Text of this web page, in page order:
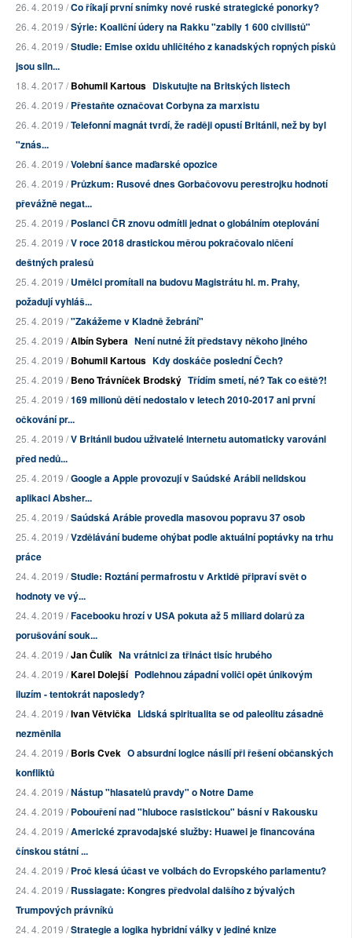
26. 4. 2019 /Co říkají první snímky nové ruské strategické ponorky?
26. 4. 2019 /Sýrie: Koaliční údery na Rakku "zabily 1 600 civilistů"
26. 4. 2019 /Studie: Emise oxidu uhličitého z kanadských ropných písků
jsou siln...
18. 4. 2017 /Bohumil Kartous Diskutujte na Britských listech
26. 4. 2019 /Přestaňte označovat Corbyna za marxistu
26. 4. 2019 /Telefonní magnát tvrdí, že raději opustí Británii, než by byl
"znás...
26. 4. 2019 /Volební šance maďarské opozice
26. 4. 2019 /Průzkum: Rusové dnes Gorbačovovu perestrojku hodnotí
převážně negat...
25. 4. 2019 /Poslanci ČR znovu odmítli jednat o globálním oteplování
25. 4. 2019 /V roce 2018 drastickou měrou pokračovalo ničení
deštných pralesů
25. 4. 2019 /Umělci promítali na budovu Magistrátu hl. m. Prahy,
požadují vyhláš...
25. 4. 2019 /"Zakážeme v Kladně žebrání"
25. 4. 2019 /Albín Sybera Není nutné žít představy někoho jiného
25. 4. 2019 /Bohumil Kartous Kdy doskáče poslední Čech?
25. 4. 2019 /Beno Trávníček Brodský Třídím smetí, né? Tak co eště?!
25. 4. 2019 /169 milionů dětí nedostalo v letech 2010-2017 ani první
očkování pr...
25. 4. 2019 /V Británii budou uživatelé internetu automaticky varováni
před nedů...
25. 4. 2019 /Google a Apple provozují v Saúdské Arábii nelidskou
aplikaci Absher...
25. 4. 2019 /Saúdská Arábie provedla masovou popravu 37 osob
25. 4. 2019 /Vzdělávání budeme ohýbat podle aktuální poptávky na trhu
práce
24. 4. 2019 /Studie: Roztání permafrostu v Arktidě připraví svět o
hodnoty ve vý...
24. 4. 2019 /Facebooku hrozí v USA pokuta až 5 miliard dolarů za
porušování souk...
24. 4. 2019 /Jan Čulík Na vrátnici za třináct tisíc hrubého
24. 4. 2019 /Karel Dolejší Podlehnou západní voliči opět únikovým
iluzím - tentokrát naposledy?
24. 4. 2019 /Ivan Větvička Lidská spiritualita se od paleolitu zásadně
nezměnila
24. 4. 2019 /Boris Cvek O absurdní logice násilí při řešení občanských
konfliktů
24. 4. 2019 /Nástup "hlasatelů pravdy" o Notre Dame
24. 4. 2019 /Pobouření nad "hluboce rasistickou" básní v Rakousku
24. 4. 2019 /Americké zpravodajské služby: Huawei je financována
čínskou státní ...
24. 4. 2019 /Proč klesá účast ve volbách do Evropského parlamentu?
24. 4. 2019 /Russiagate: Kongres předvolal dalšího z bývalých
Trumpových právníků
24. 4. 2019 /Strategie a logika hybridní války v jediné knize